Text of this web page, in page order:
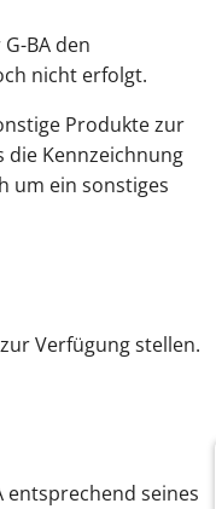
BA den
nicht erfolgt.
Produkte zur
die Kennzeichnung
um ein sonstiges
Verfügung stellen.
seines